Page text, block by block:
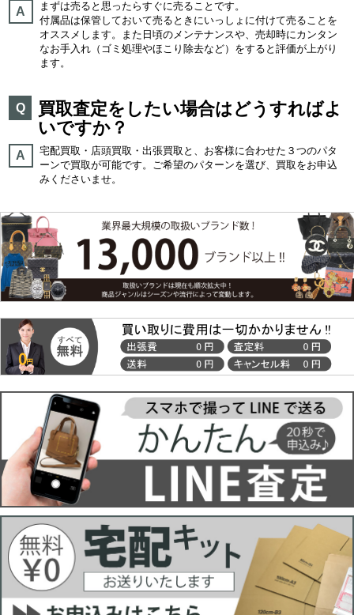
A
まずは売ると思ったらすぐに売ることです。
付属品は保管しておいて売るときにいっしょに付けて売ることを
オススメします。また日頃のメンテナンスや、売却時にカンタン
なお手入れ（ゴミ処理やほこり除去など）をすると評価が上がり
ます。
Q
買取査定をしたい場合はどうすればよ
いですか？
A
宅配買取・店頭買取・出張買取と、お客様に合わせた３つのパタ
ーンで買取が可能です。ご希望のパターンを選び、買取をお申込
みくださいませ。